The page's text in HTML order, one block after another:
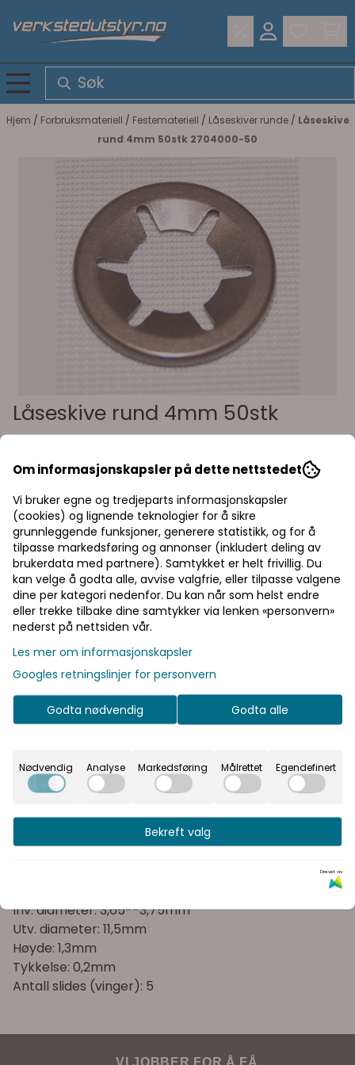
Hopp til innhold
Hjem / Forbruksmateriell / Festemateriell / Låseskiver runde / Låseskive
rund 4mm 50stk 2704000-50
Låseskive rund 4mm 50stk
2704000-50
Les mer
151,25,-
På lager : 7
Kvalitetsprodukter
Informasjon
Inv. diameter: 3,65--3,75mm
Utv. diameter: 11,5mm
Høyde: 1,3mm
Tykkelse: 0,2mm
Antall slides (vinger): 5
VI JOBBER FOR Å FÅ
Priser inkl. eller
ekskl. mva
velge om du vil se
prisene med eller uten
moms.
Inkl.
Ekskl.
Om informasjonskapsler på dette nettstedet
Vi bruker egne og tredjeparts informasjonskapsler
(cookies) og lignende teknologier for å sikre
grunnleggende funksjoner, generere statistikk, og for å
tilpasse markedsføring og annonser (inkludert deling av
brukerdata med partnere). Samtykket er helt frivillig. Du
kan velge å godta alle, avvise valgfrie, eller tilpasse valgene
dine per kategori nedenfor. Du kan når som helst endre
eller trekke tilbake dine samtykker via lenken «personvern»
nederst på nettsiden vår.
Les mer om informasjonskapsler
Googles retningslinjer for personvern
Godta nødvendig Godta alle
Nødvendig Analyse Markedsføring Målrettet Egendefinert
Bekreft valg
Drevet av